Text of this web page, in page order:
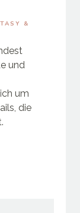
&
und
um
die